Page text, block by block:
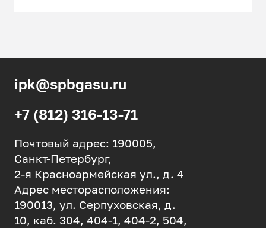
ipk@spbgasu.ru
+7 (812) 316-13-71
Почтовый адрес: 190005,
Санкт-Петербург,
2-я Красноармейская ул., д. 4
Адрес месторасположения:
190013, ул. Серпуховская, д.
10, каб. 304, 404-1, 404-2, 504,